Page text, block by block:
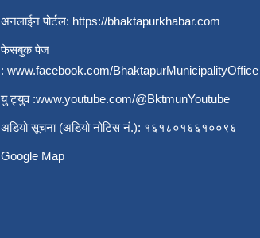
अनलाईन पोर्टल: https://bhaktapurkhabar.com
फेसबुक पेज
: www.facebook.com/BhaktapurMunicipalityOffice
यु ट्युव :www.youtube.com/@BktmunYoutube
अडियो सूचना (अडियो नोटिस नं.): १६१८०१६६१००९६
Google Map